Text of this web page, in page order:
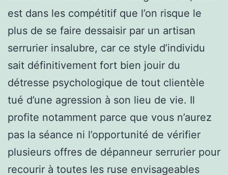
est dans les compétitif que l’on risque le
plus de se faire dessaisir par un artisan
serrurier insalubre, car ce style d’individu
sait définitivement fort bien jouir du
détresse psychologique de tout clientèle
tué d’une agression à son lieu de vie. Il
profite notamment parce que vous n’aurez
pas la séance ni l’opportunité de vérifier
plusieurs offres de dépanneur serrurier pour
recourir à toutes les ruse envisageables